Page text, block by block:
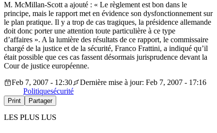
M. McMillan-Scott a ajouté : « Le règlement est bon dans le
principe, mais le rapport met en évidence son dysfonctionnement sur
le plan pratique. Il y a trop de cas tragiques, la présidence allemande
doit donc porter une attention toute particulière à ce type
d’affaires ». A la lumière des résultats de ce rapport, le commissaire
chargé de la justice et de la sécurité, Franco Frattini, a indiqué qu’il
était possible que ces cas fassent désormais jurisprudence devant la
Cour de justice européenne.
Feb 7, 2007 - 12:30
Dernière mise à jour: Feb 7, 2007 - 17:16
Politiquesécurité
Print Partager
LES PLUS LUS